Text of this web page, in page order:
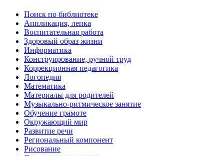
Поиск по библиотеке
Аппликация, лепка
Воспитательная работа
Здоровый образ жизни
Информатика
Конструирование, ручной труд
Коррекционная педагогика
Логопедия
Математика
Материалы для родителей
Музыкально-ритмическое занятие
Обучение грамоте
Окружающий мир
Развитие речи
Региональный компонент
Рисование